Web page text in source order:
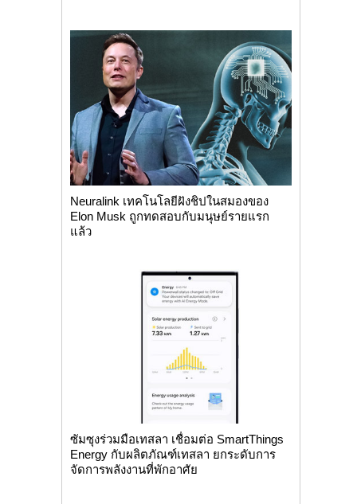
Neuralink เทคโนโลยีฝังชิปในสมองของ
Elon Musk ถูกทดสอบกับมนุษย์รายแรก
แล้ว
ซัมซุงร่วมมือเทสลา เชื่อมต่อ SmartThings
Energy กับผลิตภัณฑ์เทสลา ยกระดับการ
จัดการพลังงานที่พักอาศัย